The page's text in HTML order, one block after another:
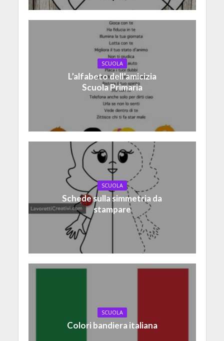
SCUOLA
L’alfabeto dell’amicizia
Scuola Primaria
SCUOLA
Schede sulla simmetria da
stampare
SCUOLA
Colori bandiera italiana